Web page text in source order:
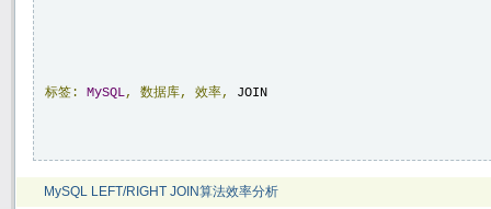
标签: MySQL, 数据库, 效率, JOIN
MySQL LEFT/RIGHT JOIN算法效率分析